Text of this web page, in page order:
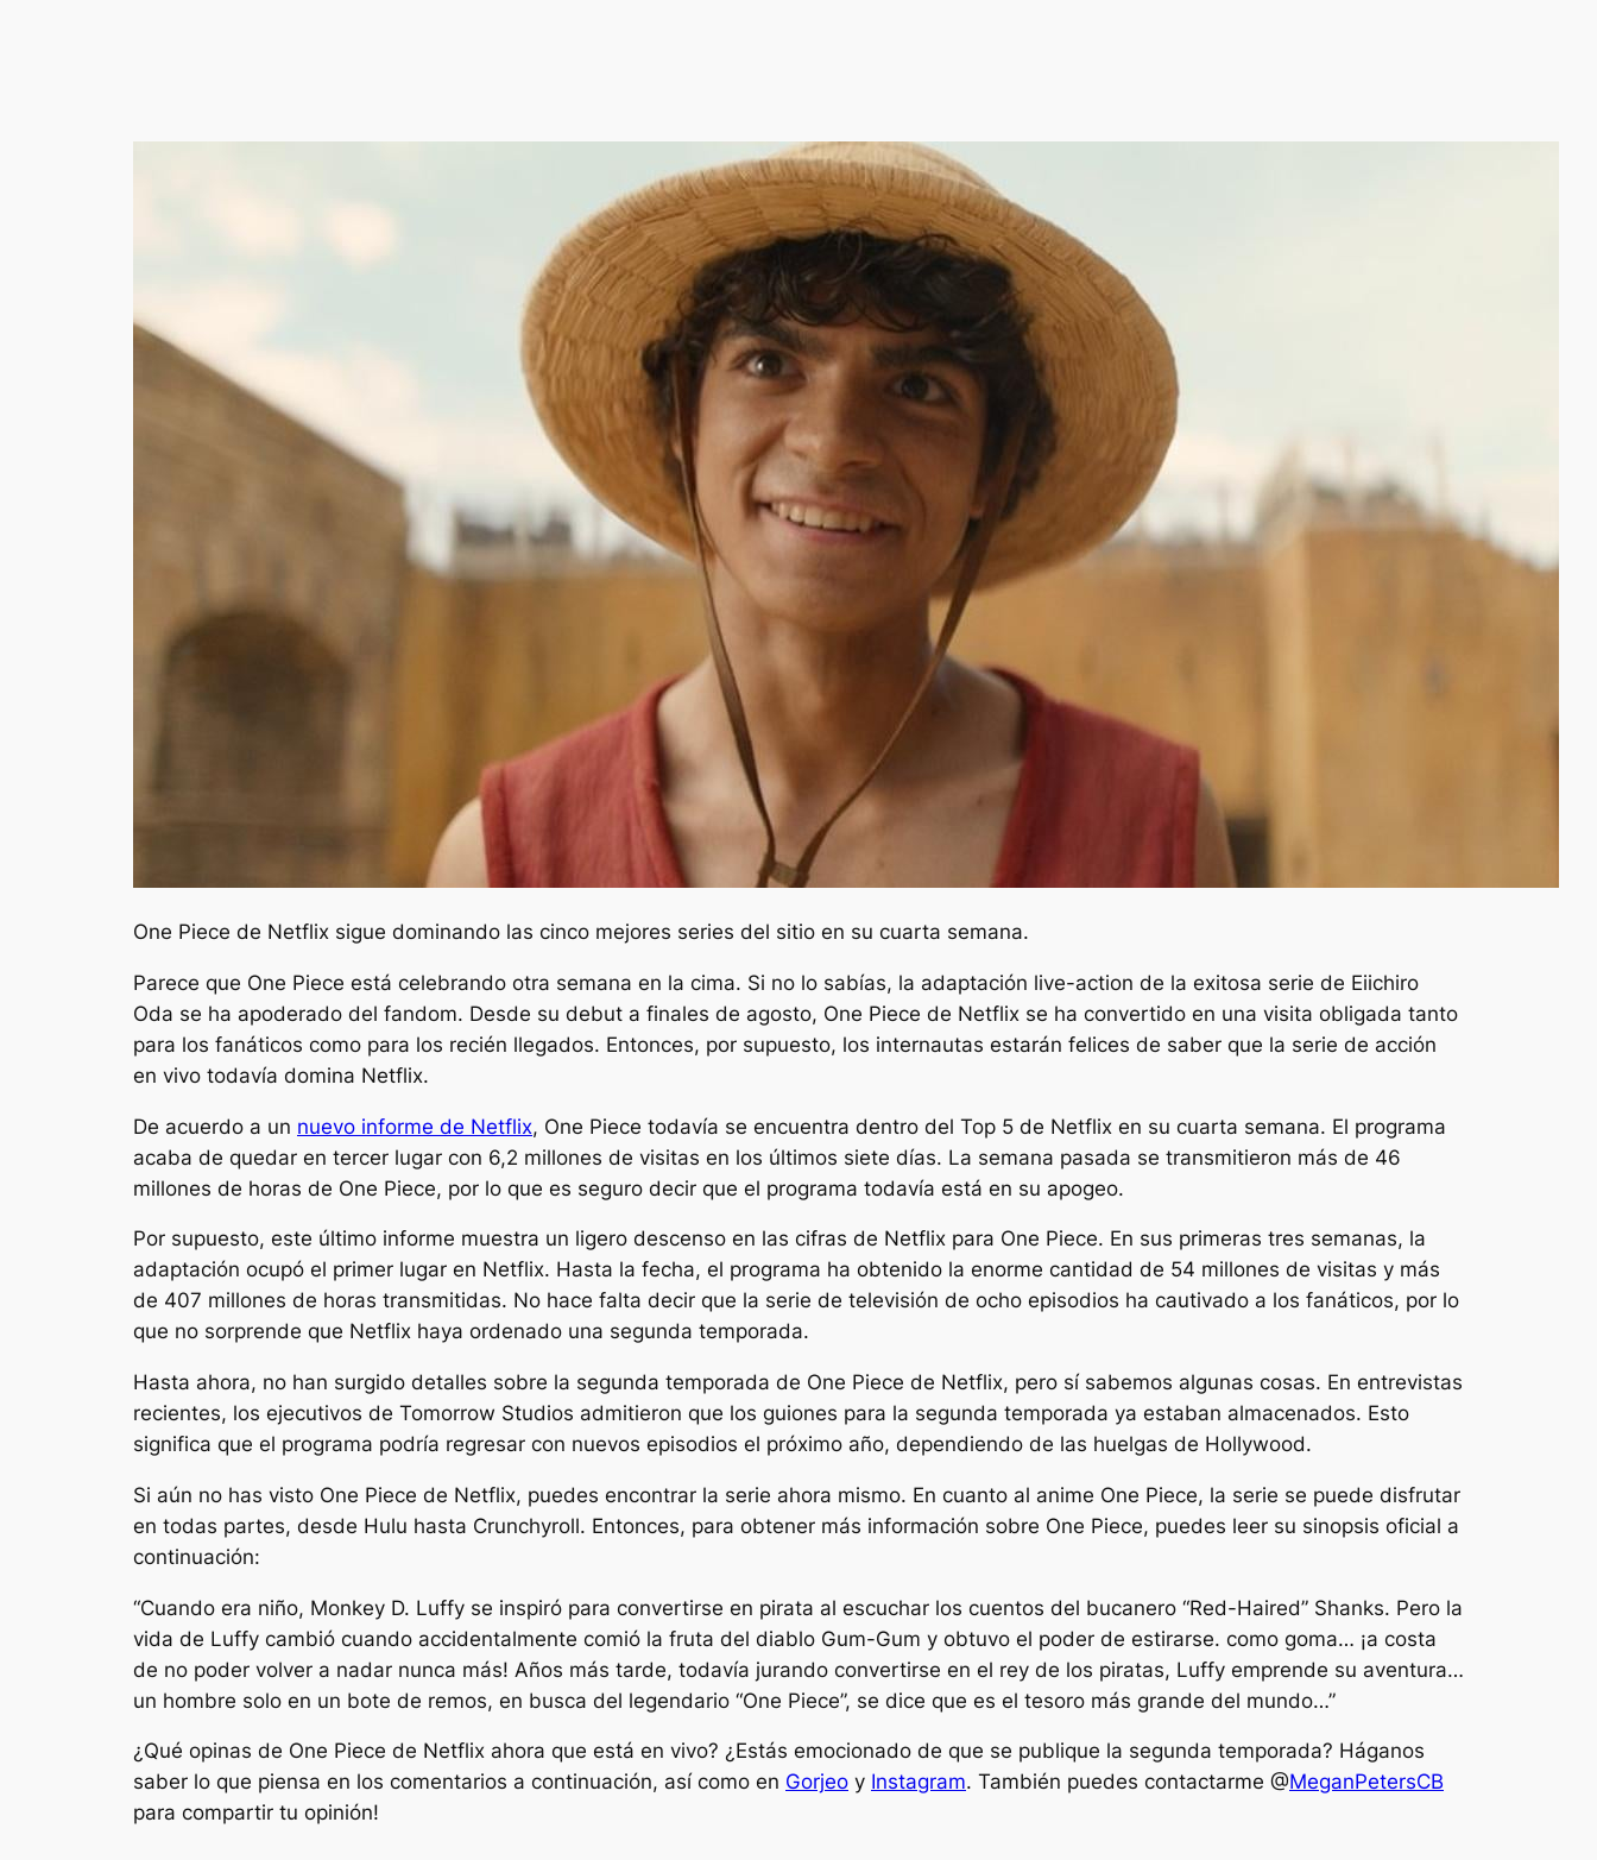
One Piece de Netflix sigue dominando las cinco mejores series del sitio en su cuarta semana.
Parece que One Piece está celebrando otra semana en la cima. Si no lo sabías, la adaptación live-action de la exitosa serie de Eiichiro
Oda se ha apoderado del fandom. Desde su debut a finales de agosto, One Piece de Netflix se ha convertido en una visita obligada tanto
para los fanáticos como para los recién llegados. Entonces, por supuesto, los internautas estarán felices de saber que la serie de acción
en vivo todavía domina Netflix.
De acuerdo a un nuevo informe de Netflix, One Piece todavía se encuentra dentro del Top 5 de Netflix en su cuarta semana. El programa
acaba de quedar en tercer lugar con 6,2 millones de visitas en los últimos siete días. La semana pasada se transmitieron más de 46
millones de horas de One Piece, por lo que es seguro decir que el programa todavía está en su apogeo.
Por supuesto, este último informe muestra un ligero descenso en las cifras de Netflix para One Piece. En sus primeras tres semanas, la
adaptación ocupó el primer lugar en Netflix. Hasta la fecha, el programa ha obtenido la enorme cantidad de 54 millones de visitas y más
de 407 millones de horas transmitidas. No hace falta decir que la serie de televisión de ocho episodios ha cautivado a los fanáticos, por lo
que no sorprende que Netflix haya ordenado una segunda temporada.
Hasta ahora, no han surgido detalles sobre la segunda temporada de One Piece de Netflix, pero sí sabemos algunas cosas. En entrevistas
recientes, los ejecutivos de Tomorrow Studios admitieron que los guiones para la segunda temporada ya estaban almacenados. Esto
significa que el programa podría regresar con nuevos episodios el próximo año, dependiendo de las huelgas de Hollywood.
Si aún no has visto One Piece de Netflix, puedes encontrar la serie ahora mismo. En cuanto al anime One Piece, la serie se puede disfrutar
en todas partes, desde Hulu hasta Crunchyroll. Entonces, para obtener más información sobre One Piece, puedes leer su sinopsis oficial a
continuación:
“Cuando era niño, Monkey D. Luffy se inspiró para convertirse en pirata al escuchar los cuentos del bucanero “Red-Haired” Shanks. Pero la
vida de Luffy cambió cuando accidentalmente comió la fruta del diablo Gum-Gum y obtuvo el poder de estirarse. como goma… ¡a costa
de no poder volver a nadar nunca más! Años más tarde, todavía jurando convertirse en el rey de los piratas, Luffy emprende su aventura…
un hombre solo en un bote de remos, en busca del legendario “One Piece”, se dice que es el tesoro más grande del mundo…”
¿Qué opinas de One Piece de Netflix ahora que está en vivo? ¿Estás emocionado de que se publique la segunda temporada? Háganos
saber lo que piensa en los comentarios a continuación, así como en Gorjeo y Instagram. También puedes contactarme @MeganPetersCB
para compartir tu opinión!